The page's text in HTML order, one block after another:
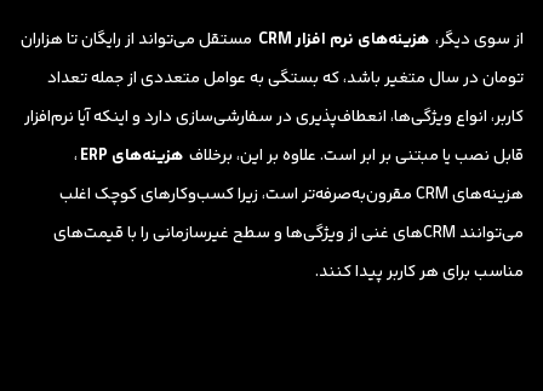
از سوی دیگر، هزینه‌های نرم افزار CRM
مستقل می‌تواند از رایگان تا هزاران
تومان در سال متغیر باشد، که بستگی به عوامل متعددی از جمله تعداد
کاربر، انواع ویژگی‌ها، انعطاف‌پذیری در سفارشی‌سازی دارد و اینکه آیا نرم‌افزار
قابل نصب یا مبتنی بر ابر است. علاوه بر این، برخلاف هزینه‌های ERP
،
هزینه‌های CRM مقرون‌به‌صرفه‌تر است، زیرا کسب‌وکارهای کوچک اغلب
می‌توانند CRMهای غنی از ویژگی‌ها و سطح غیرسازمانی را با قیمت‌های
مناسب برای هر کاربر پیدا کنند.